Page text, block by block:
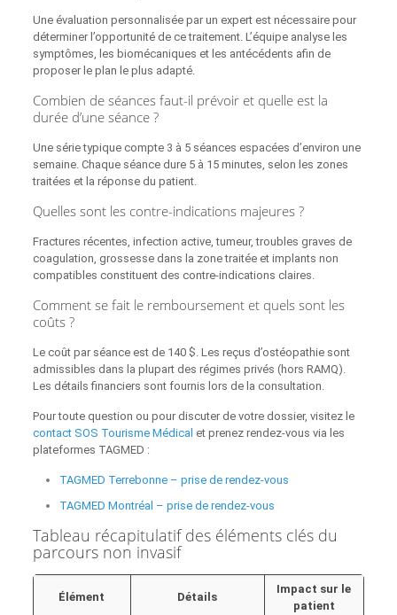
Une évaluation personnalisée par un expert est nécessaire pour
déterminer l’opportunité de ce traitement. L’équipe analyse les
symptômes, les biomécaniques et les antécédents afin de
proposer le plan le plus adapté.
Combien de séances faut-il prévoir et quelle est la
durée d’une séance ?
Une série typique compte 3 à 5 séances espacées d’environ une
semaine. Chaque séance dure 5 à 15 minutes, selon les zones
traitées et la réponse du patient.
Quelles sont les contre-indications majeures ?
Fractures récentes, infection active, tumeur, troubles graves de
coagulation, grossesse dans la zone traitée et implants non
compatibles constituent des contre-indications claires.
Comment se fait le remboursement et quels sont les
coûts ?
Le coût par séance est de 140 $. Les reçus d’ostéopathie sont
admissibles dans la plupart des régimes privés (hors RAMQ).
Les détails financiers sont fournis lors de la consultation.
Pour toute question ou pour discuter de votre dossier, visitez le
contact SOS Tourisme Médical et prenez rendez-vous via les
plateformes TAGMED :
TAGMED Terrebonne – prise de rendez-vous
TAGMED Montréal – prise de rendez-vous
Tableau récapitulatif des éléments clés du
parcours non invasif
Élément Détails
Impact sur le
patient